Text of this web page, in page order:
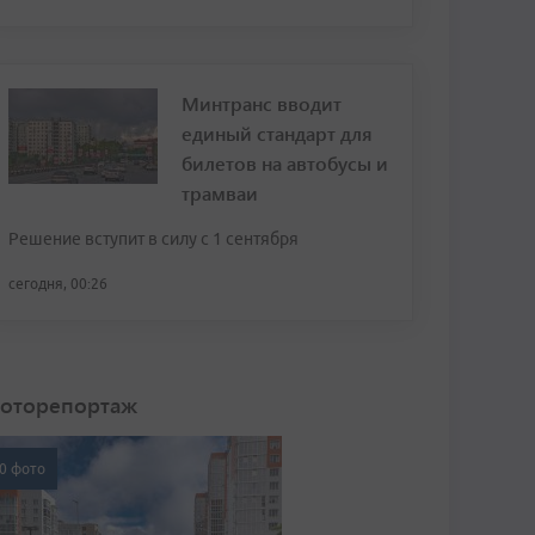
Минтранс вводит
единый стандарт для
билетов на автобусы и
трамваи
Решение вступит в силу с 1 сентября
сегодня, 00:26
фото